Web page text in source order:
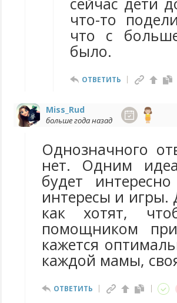
что-то
что с
было.
ОТВЕТИТЬ
Miss_Rud
больше года назад
Однозначного
нет. Одним
будет
интересы и игры.
как хотят,
помощником
кажется
каждой мамы,
ОТВЕТИТЬ